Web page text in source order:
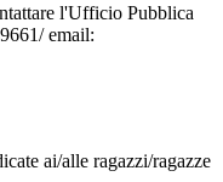
l'Ufficio Pubblica
email: